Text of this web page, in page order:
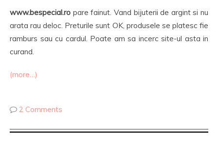
www.bespecial.ro pare fainut. Vand bijuterii de argint si nu
arata rau deloc. Preturile sunt OK, produsele se platesc fie
ramburs sau cu cardul. Poate am sa incerc site-ul asta in
curand.
(more…)
2 Comments